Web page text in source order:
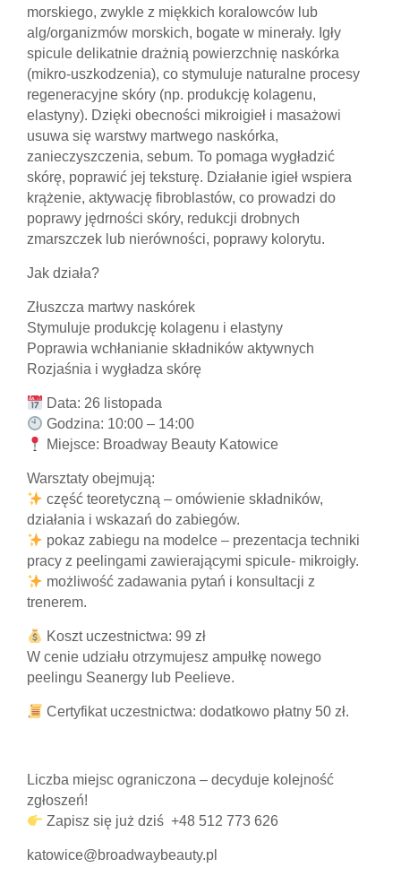
morskiego, zwykle z miękkich koralowców lub
alg/organizmów morskich, bogate w minerały. Igły
spicule delikatnie drażnią powierzchnię naskórka
(mikro‑uszkodzenia), co stymuluje naturalne procesy
regeneracyjne skóry (np. produkcję kolagenu,
elastyny). Dzięki obecności mikroigieł i masażowi
usuwa się warstwy martwego naskórka,
zanieczyszczenia, sebum. To pomaga wygładzić
skórę, poprawić jej teksturę. Działanie igieł wspiera
krążenie, aktywację fibroblastów, co prowadzi do
poprawy jędrności skóry, redukcji drobnych
zmarszczek lub nierówności, poprawy kolorytu.
Jak działa?
Złuszcza martwy naskórek
Stymuluje produkcję kolagenu i elastyny
Poprawia wchłanianie składników aktywnych
Rozjaśnia i wygładza skórę
Data: 26 listopada
Godzina: 10:00 – 14:00
Miejsce: Broadway Beauty Katowice
Warsztaty obejmują:
część teoretyczną – omówienie składników,
działania i wskazań do zabiegów.
pokaz zabiegu na modelce – prezentacja techniki
pracy z peelingami zawierającymi spicule- mikroigły.
możliwość zadawania pytań i konsultacji z
trenerem.
Koszt uczestnictwa: 99 zł
W cenie udziału otrzymujesz ampułkę nowego
peelingu Seanergy lub Peelieve.
Certyfikat uczestnictwa: dodatkowo płatny 50 zł.
Liczba miejsc ograniczona – decyduje kolejność
zgłoszeń!
Zapisz się już dziś +48 512 773 626
katowice@broadwaybeauty.pl